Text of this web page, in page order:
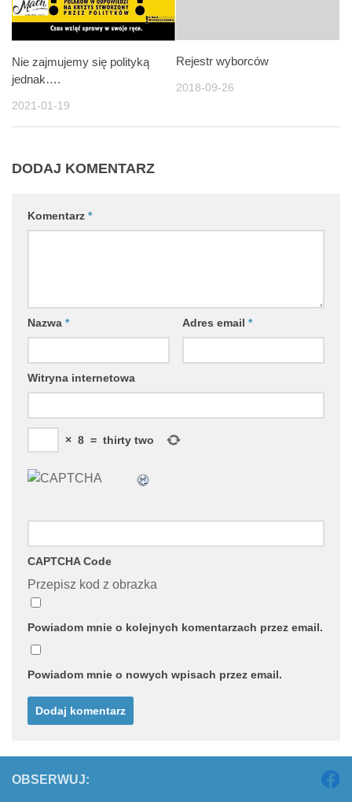
Nie zajmujemy się polityką
jednak….
2021-01-19
Rejestr wyborców
2018-09-26
DODAJ KOMENTARZ
Komentarz *
Nazwa * Adres email *
Witryna internetowa
× 8 = thirty two
CAPTCHA Code
Przepisz kod z obrazka
Powiadom mnie o kolejnych komentarzach przez email.
Powiadom mnie o nowych wpisach przez email.
OBSERWUJ: